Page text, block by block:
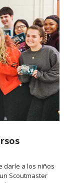
darle a los niños
Scoutmaster